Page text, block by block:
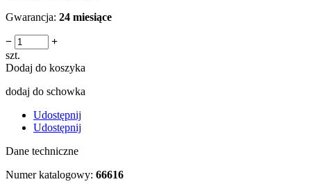
Gwarancja: 24 miesiące
−
+
szt.
Dodaj do koszyka
dodaj do schowka
Udostępnij
Udostępnij
Dane techniczne
Numer katalogowy: 66616